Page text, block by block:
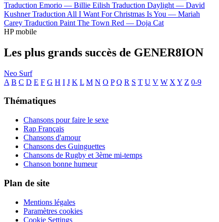
Traduction Emorio — Billie Eilish Traduction Daylight — David
Kushner Traduction All I Want For Christmas Is You — Mariah
Carey Traduction Paint The Town Red — Doja Cat
HP mobile
Les plus grands succès de GENER8ION
Neo Surf
A B C D E F G H I J K L M N O P Q R S T U V W X Y Z 0-9
Thématiques
Chansons pour faire le sexe
Rap Français
Chansons d'amour
Chansons des Guinguettes
Chansons de Rugby et 3ème mi-temps
Chanson bonne humeur
Plan de site
Mentions légales
Paramètres cookies
Cookie Settings